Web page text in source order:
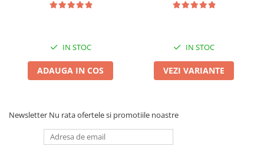
IN STOC
ADAUGA IN COS
IN STOC
VEZI VARIANTE
Newsletter Nu rata ofertele si promotiile noastre